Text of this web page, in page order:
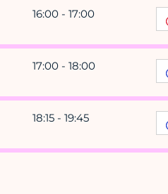
16:00 - 17:00
17:00 - 18:00
18:15 - 19:45